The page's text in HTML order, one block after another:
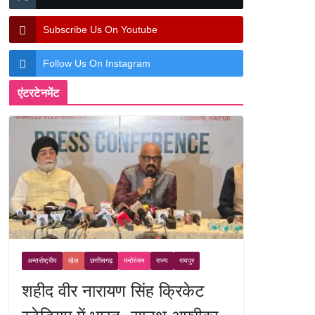
Subscribe Us On Youtube
Follow Us On Instagram
एंटरटेनमेंट
अन्तर्राष्ट्रीय खेल छत्तीसगढ़ मनोरंजन राज्य रायपुर
शहीद वीर नारायण सिंह क्रिकेट